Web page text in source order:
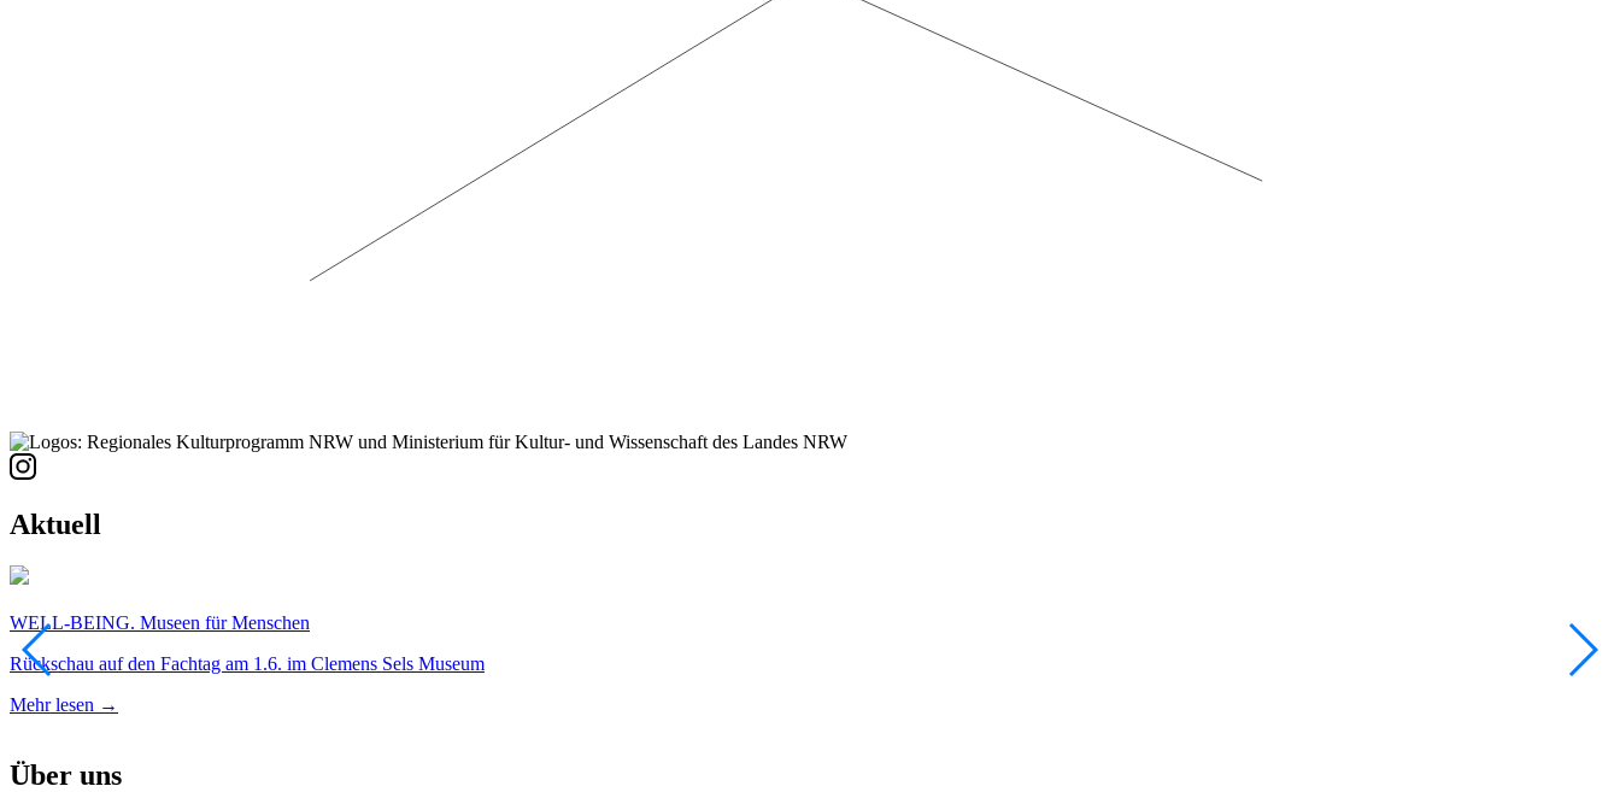
Aktuell
WELL-BEING. Museen für Menschen
Rückschau auf den Fachtag am 1.6. im Clemens Sels Museum
Mehr lesen →
Über uns